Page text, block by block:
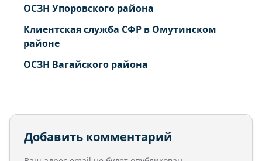
ОСЗН Упоровского района
Клиентская служба СФР в Омутинском
районе
ОСЗН Вагайского района
Добавить комментарий